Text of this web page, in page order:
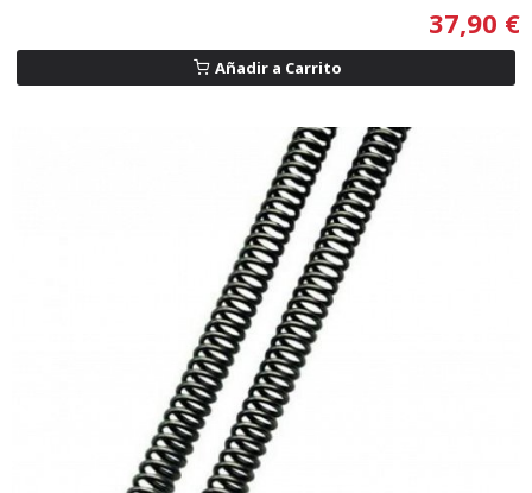
37,90 €
Añadir a Carrito